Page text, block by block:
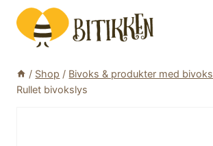
Skip
content
/ Shop / Bivoks & produkter med bivoks
Rullet bivokslys